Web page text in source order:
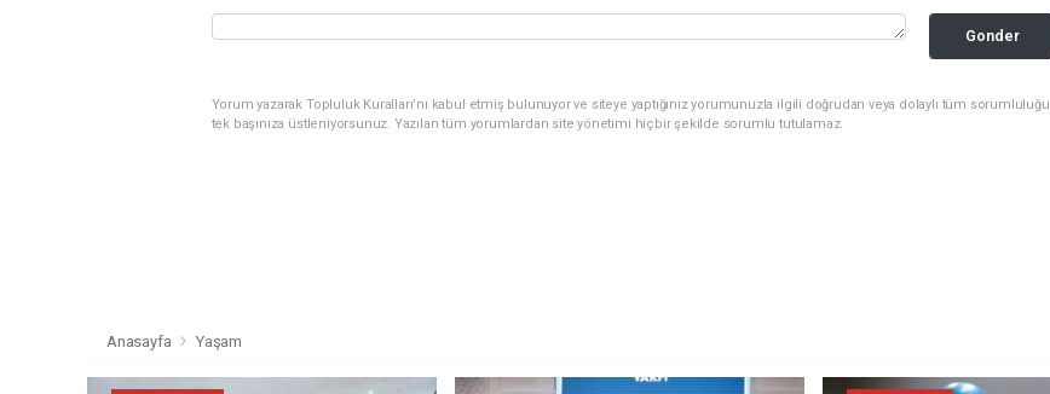
Gonder
Yorum yazarak Topluluk Kuralları’nı kabul etmiş bulunuyor ve siteye yaptığınız yorumunuzla ilgili doğrudan veya dolaylı tüm sorumluluğu
tek başınıza üstleniyorsunuz. Yazılan tüm yorumlardan site yönetimi hiçbir şekilde sorumlu tutulamaz.
Anasayfa Yaşam